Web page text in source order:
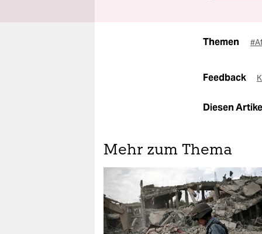
Themen
Feedback
Diesen
Mehr zum Thema